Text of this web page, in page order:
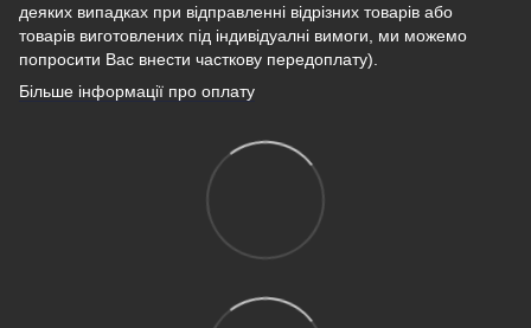
деяких випадках при відправленні відрізних товарів або
товарів виготовлених під індивідуалні вимоги, ми можемо
попросити Вас внести часткову передоплату).
Більше інформації про оплату